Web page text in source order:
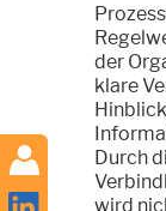
der
klare
Durch
wird